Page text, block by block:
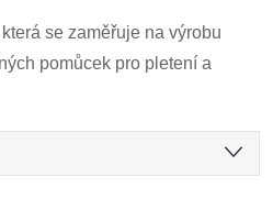
se zaměřuje na výrobu
pomůcek pro pletení a